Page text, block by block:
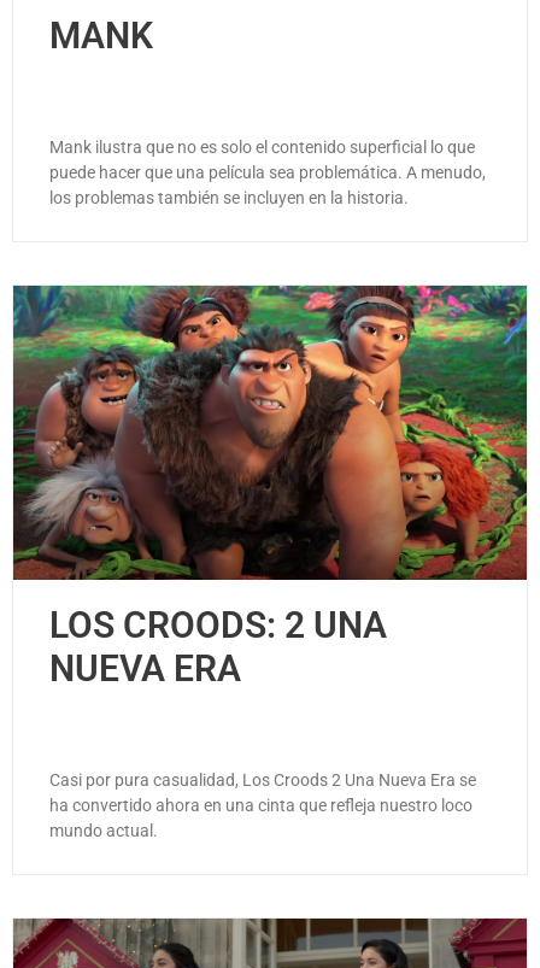
MANK
Mank ilustra que no es solo el contenido superficial lo que
puede hacer que una película sea problemática. A menudo,
los problemas también se incluyen en la historia.
LOS CROODS: 2 UNA
NUEVA ERA
Casi por pura casualidad, Los Croods 2 Una Nueva Era se
ha convertido ahora en una cinta que refleja nuestro loco
mundo actual.